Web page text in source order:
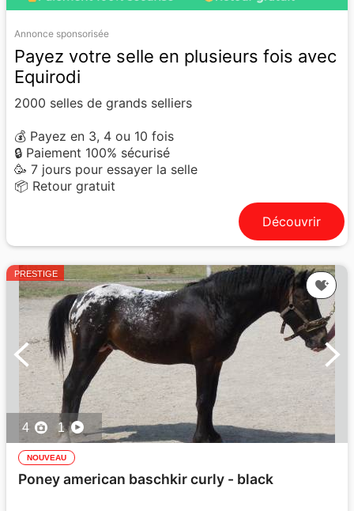
Annonce sponsorisée
Payez votre selle en plusieurs fois avec
Equirodi
2000 selles de grands selliers
💰 Payez en 3, 4 ou 10 fois
🔒 Paiement 100% sécurisé
🥳 7 jours pour essayer la selle
📦 Retour gratuit
Découvrir
PRESTIGE
4 1
NOUVEAU
Poney american baschkir curly - black